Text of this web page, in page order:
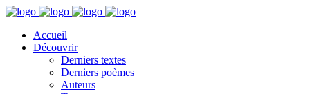
Accueil
Découvrir
Derniers textes
Derniers poèmes
Auteurs